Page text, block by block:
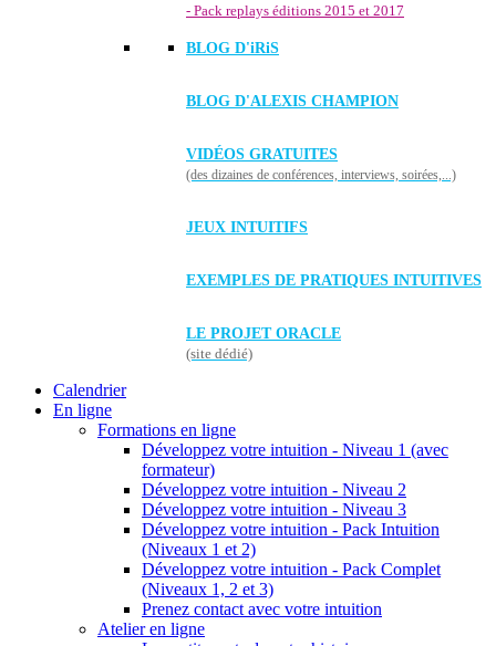
- Pack replays éditions 2015 et 2017
BLOG D'iRiS
BLOG D'ALEXIS CHAMPION
VIDÉOS GRATUITES
(des dizaines de conférences, interviews, soirées,...)
JEUX INTUITIFS
EXEMPLES DE PRATIQUES INTUITIVES
LE PROJET ORACLE
(site dédié)
Calendrier
En ligne
Formations en ligne
Développez votre intuition - Niveau 1 (avec
formateur)
Développez votre intuition - Niveau 2
Développez votre intuition - Niveau 3
Développez votre intuition - Pack Intuition
(Niveaux 1 et 2)
Développez votre intuition - Pack Complet
(Niveaux 1, 2 et 3)
Prenez contact avec votre intuition
Atelier en ligne